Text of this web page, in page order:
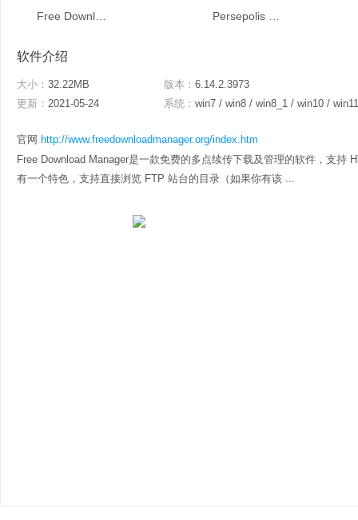
软件介绍
大小： 32.22MB 版本： 6.14.2.3973
更新： 2021-05-24 系统： win7 / win8 / win8_1 / win10 / win11
官网 http://www.freedownloadmanager.org/index.htm
Free Download Manager是一款免费的多点续传下载及管理的软件，支持
有一个特色，支持直接浏览 FTP 站台的目录（如果你有该 ...